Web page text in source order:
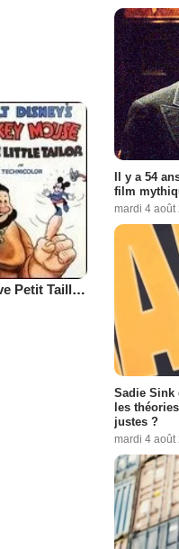
Le Brave Petit Tailleur
Il y a 54
film
mardi 4 août
Sadie Sink
les
justes ?
mardi 4 août